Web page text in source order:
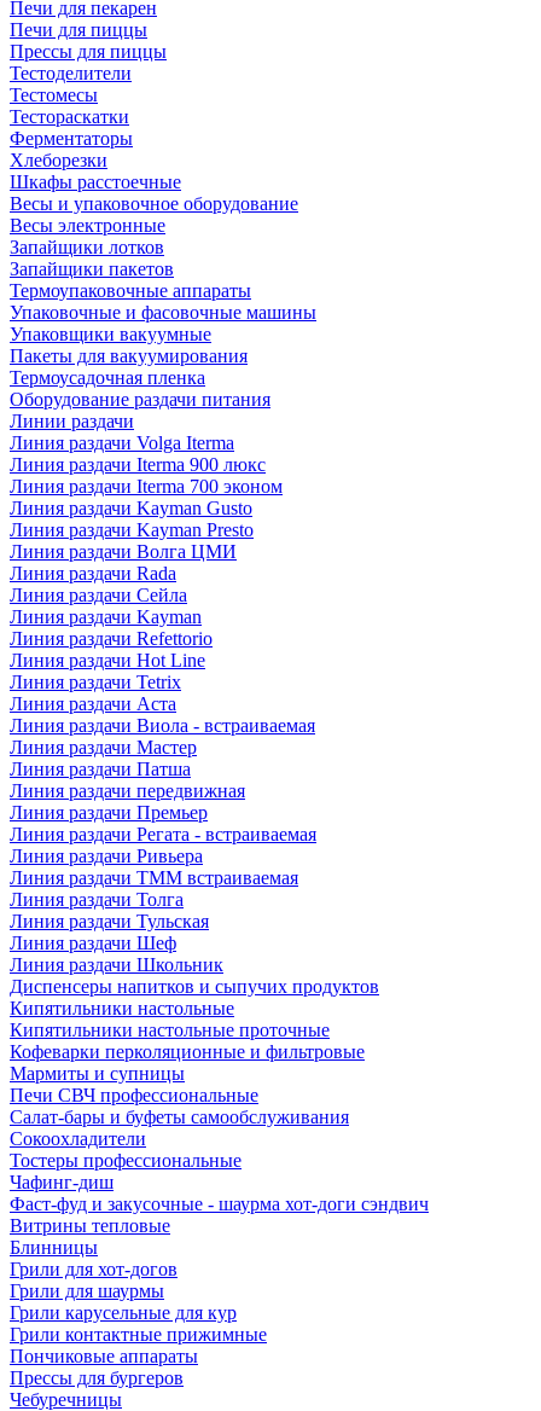
Печи для пекарен
Печи для пиццы
Прессы для пиццы
Тестоделители
Тестомесы
Тестораскатки
Ферментаторы
Хлеборезки
Шкафы расстоечные
Весы и упаковочное оборудование
Весы электронные
Запайщики лотков
Запайщики пакетов
Термоупаковочные аппараты
Упаковочные и фасовочные машины
Упаковщики вакуумные
Пакеты для вакуумирования
Термоусадочная пленка
Оборудование раздачи питания
Линии раздачи
Линия раздачи Volga Iterma
Линия раздачи Iterma 900 люкс
Линия раздачи Iterma 700 эконом
Линия раздачи Kayman Gusto
Линия раздачи Kayman Presto
Линия раздачи Волга ЦМИ
Линия раздачи Rada
Линия раздачи Сейла
Линия раздачи Kayman
Линия раздачи Refettorio
Линия раздачи Hot Line
Линия раздачи Tetrix
Линия раздачи Аста
Линия раздачи Виола - встраиваемая
Линия раздачи Мастер
Линия раздачи Патша
Линия раздачи передвижная
Линия раздачи Премьер
Линия раздачи Регата - встраиваемая
Линия раздачи Ривьера
Линия раздачи ТММ встраиваемая
Линия раздачи Толга
Линия раздачи Тульская
Линия раздачи Шеф
Линия раздачи Школьник
Диспенсеры напитков и сыпучих продуктов
Кипятильники настольные
Кипятильники настольные проточные
Кофеварки перколяционные и фильтровые
Мармиты и супницы
Печи СВЧ профессиональные
Салат-бары и буфеты самообслуживания
Сокоохладители
Тостеры профессиональные
Чафинг-диш
Фаст-фуд и закусочные - шаурма хот-доги сэндвич
Витрины тепловые
Блинницы
Грили для хот-догов
Грили для шаурмы
Грили карусельные для кур
Грили контактные прижимные
Пончиковые аппараты
Прессы для бургеров
Чебуречницы